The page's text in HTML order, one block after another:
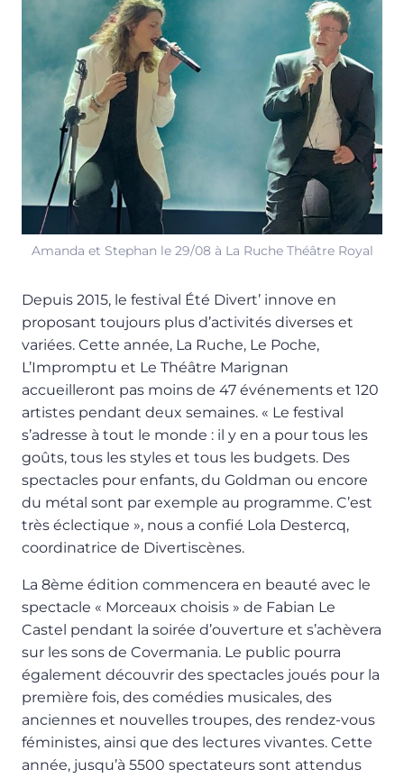
Amanda et Stephan le 29/08 à La Ruche Théâtre Royal
Depuis 2015, le festival Été Divert’ innove en
proposant toujours plus d’activités diverses et
variées. Cette année, La Ruche, Le Poche,
L’Impromptu et Le Théâtre Marignan
accueilleront pas moins de 47 événements et 120
artistes pendant deux semaines. « Le festival
s’adresse à tout le monde : il y en a pour tous les
goûts, tous les styles et tous les budgets. Des
spectacles pour enfants, du Goldman ou encore
du métal sont par exemple au programme. C’est
très éclectique », nous a confié Lola Destercq,
coordinatrice de Divertiscènes.
La 8ème édition commencera en beauté avec le
spectacle « Morceaux choisis » de Fabian Le
Castel pendant la soirée d’ouverture et s’achèvera
sur les sons de Covermania. Le public pourra
également découvrir des spectacles joués pour la
première fois, des comédies musicales, des
anciennes et nouvelles troupes, des rendez-vous
féministes, ainsi que des lectures vivantes. Cette
année, jusqu’à 5500 spectateurs sont attendus